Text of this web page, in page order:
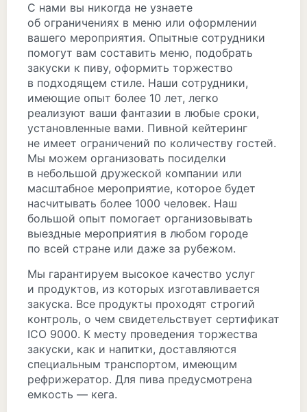
С нами вы никогда не узнаете
об ограничениях в меню или оформлении
вашего мероприятия. Опытные сотрудники
помогут вам составить меню, подобрать
закуски к пиву, оформить торжество
в подходящем стиле. Наши сотрудники,
имеющие опыт более 10 лет, легко
реализуют ваши фантазии в любые сроки,
установленные вами. Пивной кейтеринг
не имеет ограничений по количеству гостей.
Мы можем организовать посиделки
в небольшой дружеской компании или
масштабное мероприятие, которое будет
насчитывать более 1000 человек. Наш
большой опыт помогает организовывать
выездные мероприятия в любом городе
по всей стране или даже за рубежом.
Мы гарантируем высокое качество услуг
и продуктов, из которых изготавливается
закуска. Все продукты проходят строгий
контроль, о чем свидетельствует сертификат
ICO 9000. К месту проведения торжества
закуски, как и напитки, доставляются
специальным транспортом, имеющим
рефрижератор. Для пива предусмотрена
емкость — кега.